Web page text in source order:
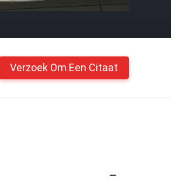
Verzoek Om Een Citaat